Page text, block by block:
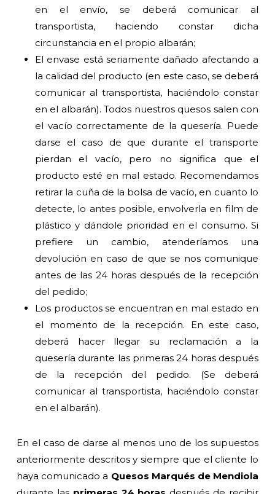
en el envío, se deberá comunicar al
transportista, haciendo constar dicha
circunstancia en el propio albarán;
El envase está seriamente dañado afectando a
la calidad del producto (en este caso, se deberá
comunicar al transportista, haciéndolo constar
en el albarán). Todos nuestros quesos salen con
el vacío correctamente de la quesería. Puede
darse el caso de que durante el transporte
pierdan el vacío, pero no significa que el
producto esté en mal estado. Recomendamos
retirar la cuña de la bolsa de vacío, en cuanto lo
detecte, lo antes posible, envolverla en film de
plástico y dándole prioridad en el consumo. Si
prefiere un cambio, atenderíamos una
devolución en caso de que se nos comunique
antes de las 24 horas después de la recepción
del pedido;
Los productos se encuentran en mal estado en
el momento de la recepción. En este caso,
deberá hacer llegar su reclamación a la
quesería durante las primeras 24 horas después
de la recepción del pedido. (Se deberá
comunicar al transportista, haciéndolo constar
en el albarán).
En el caso de darse al menos uno de los supuestos
anteriormente descritos y siempre que el cliente lo
haya comunicado a Quesos Marqués de Mendiola